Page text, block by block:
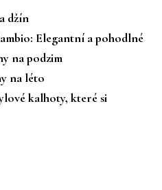
p
r
v
k
y
ý
džín
Elegantní a pohodlné
na podzim
na léto
kalhoty, které si